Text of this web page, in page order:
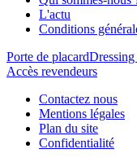
L'actu
Conditions
Porte de placard
Accès revendeurs
Contactez nous
Mentions légales
Plan du site
Confidentialité